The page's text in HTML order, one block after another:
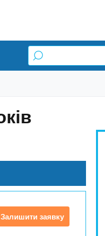
Залишити заявку